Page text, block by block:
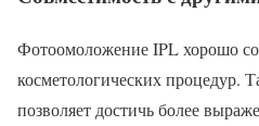
Фотоомоложение IPL хорошо
косметологических процедур.
позволяет достичь более